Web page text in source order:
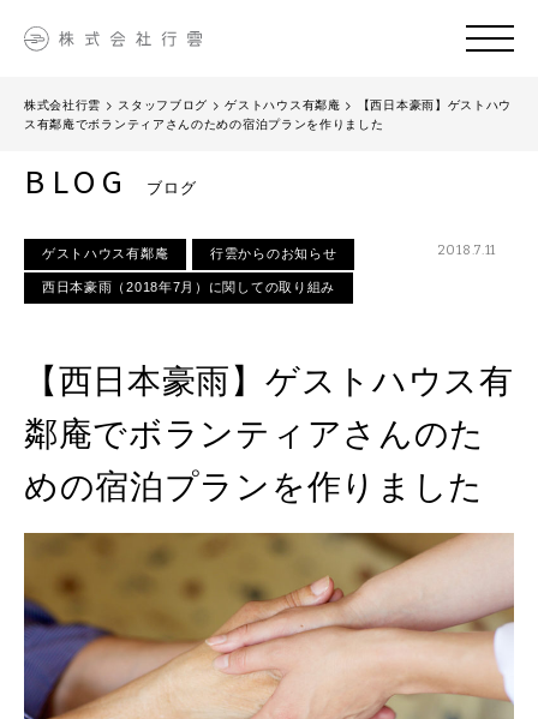
株式会社行雲 > スタッフブログ >ゲストハウス有鄰庵 >
【西日本豪雨】ゲストハウ
ス有鄰庵でボランティアさんのための宿泊プランを作りました
BLOG ブログ
ゲストハウス有鄰庵 行雲からのお知らせ
西日本豪雨（2018年7月）に関しての取り組み
2018.7.11
【西日本豪雨】ゲストハウス有
鄰庵でボランティアさんのた
めの宿泊プランを作りました